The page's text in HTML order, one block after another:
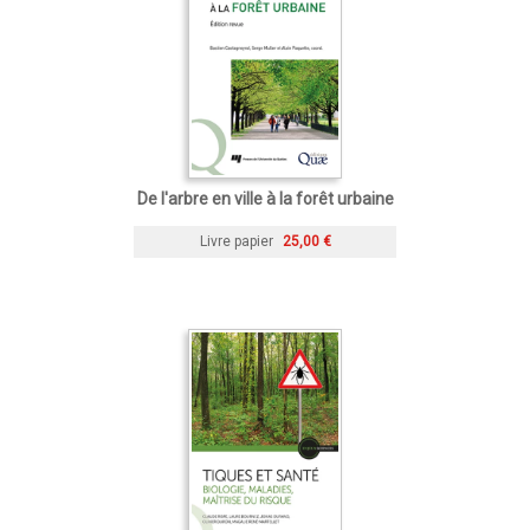
De l'arbre en ville à la forêt urbaine
Livre papier 25,00 €